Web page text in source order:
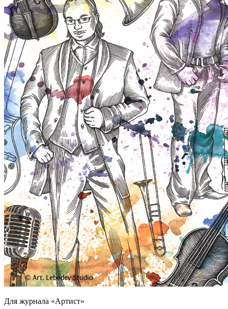
Для журнала «Артист»